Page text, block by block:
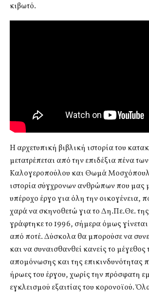
κιβωτό.
Η αρχετυπική βιβλική ιστορία του
μετατρέπεται από την επιδέξια πένα
Καλογεροπούλου και Θωμά
ιστορία σύγχρονων ανθρώπων που μας
υπέροχο έργο για όλη την οικογένεια,
χαρά να σκηνοθετώ για το Δη.Πε.Θε.
γράφτηκε το 1996, σήμερα όμως
από ποτέ. Δύσκολα θα μπορούσε να
και να συναισθανθεί κανείς το μέγεθος
απομόνωσης και της επικινδυνότητας
ήρωες του έργου, χωρίς την πρόσφατη
εγκλεισμού εξαιτίας του κορονοϊού.